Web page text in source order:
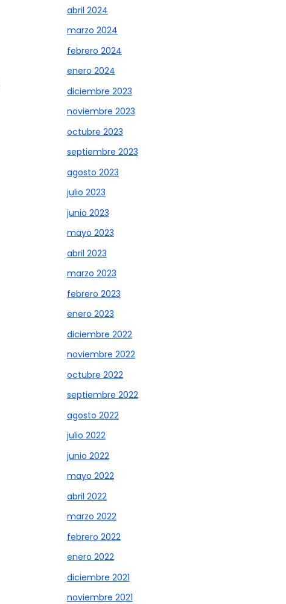
abril 2024
marzo 2024
febrero 2024
enero 2024
diciembre 2023
noviembre 2023
octubre 2023
septiembre 2023
agosto 2023
julio 2023
junio 2023
mayo 2023
abril 2023
marzo 2023
febrero 2023
enero 2023
diciembre 2022
noviembre 2022
octubre 2022
septiembre 2022
agosto 2022
julio 2022
junio 2022
mayo 2022
abril 2022
marzo 2022
febrero 2022
enero 2022
diciembre 2021
noviembre 2021